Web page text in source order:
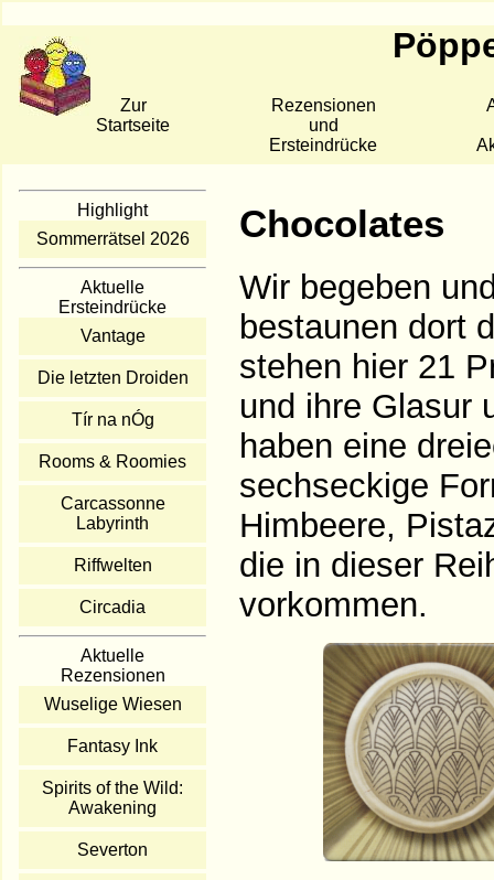
Zur
Startseite
Rezensionen
und
Ersteindrücke
Highlight
Sommerrätsel 2026
Aktuelle
Ersteindrücke
Vantage
Die letzten Droiden
Tír na nÓg
Rooms & Roomies
Carcassonne
Labyrinth
Riffwelten
Circadia
Aktuelle
Rezensionen
Wuselige Wiesen
Fantasy Ink
Spirits of the Wild:
Awakening
Severton
Chocolates
Wir begeben
bestaunen dort
stehen hier 21
und ihre Glasur
haben eine
sechseckige
Himbeere,
die in dieser
vorkommen.